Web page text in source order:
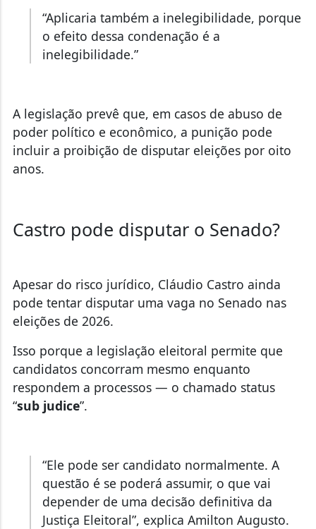
“Aplicaria também a inelegibilidade, porque
o efeito dessa condenação é a
inelegibilidade.”
A legislação prevê que, em casos de abuso de
poder político e econômico, a punição pode
incluir a proibição de disputar eleições por oito
anos.
Castro pode disputar o Senado?
Apesar do risco jurídico, Cláudio Castro ainda
pode tentar disputar uma vaga no Senado nas
eleições de 2026.
Isso porque a legislação eleitoral permite que
candidatos concorram mesmo enquanto
respondem a processos — o chamado status
“sub judice”.
“Ele pode ser candidato normalmente. A
questão é se poderá assumir, o que vai
depender de uma decisão definitiva da
Justiça Eleitoral”, explica Amilton Augusto.